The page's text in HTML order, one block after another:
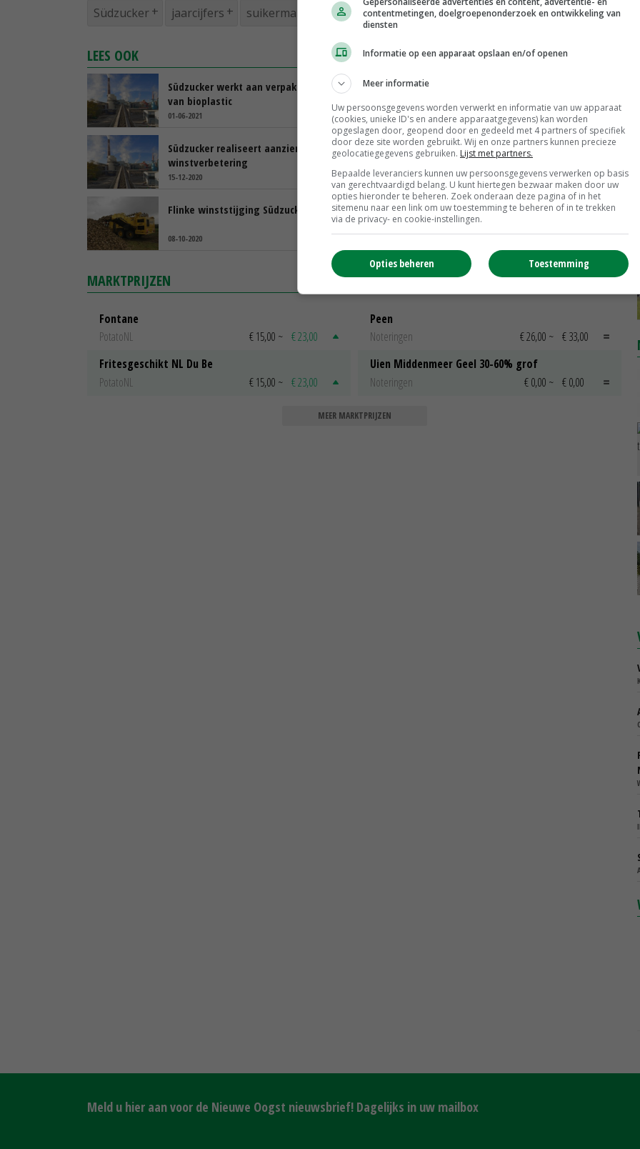
Südzucker jaarcijfers suikermarkt
LEES OOK
Südzucker werkt aan verpakkingen
van bioplastic
01-06-2021
Südzucker
24-03-2021
Südzucker realiseert aanzienlijke
winstverbetering
15-12-2020
Belang in ED&F Man kost Südzucker
miljoenen euro's
12-11-2020
Flinke winststijging Südzucker
08-10-2020
Südzucker verbetert resultaat
boekjaar 2019/2020
MARKTPRIJZEN
Fontane
PotatoNL
€ 15,00 ~ € 23,00
Fritesgeschikt NL Du Be
PotatoNL
€ 15,00 ~ € 23,00
Peen
Noteringen
€ 26,00 ~ € 33,00
Uien Middenmeer Geel 30-60% grof
Noteringen
€ 0,00 ~ € 0,00
MEER MARKTPRIJZEN
Meld u hier aan voor de Nieuwe Oogst nieuwsbrief! Dagelijks in uw mailbox
contentmetingen, doelgroepenonderzoek en ontwikkeling van
diensten
Informatie op een apparaat opslaan en/of openen
Meer informatie
Uw persoonsgegevens worden verwerkt en informatie van uw apparaat
(cookies, unieke ID's en andere apparaatgegevens) kan worden
opgeslagen door, geopend door en gedeeld met 4 partners of specifiek
door deze site worden gebruikt. Wij en onze partners kunnen precieze
geolocatiegegevens gebruiken. Lijst met partners.
Bepaalde leveranciers kunnen uw persoonsgegevens verwerken op basis
van gerechtvaardigd belang. U kunt hiertegen bezwaar maken door uw
opties hieronder te beheren. Zoek onderaan deze pagina of in het
sitemenu naar een link om uw toestemming te beheren of in te trekken
via de privacy- en cookie-instellingen.
Toestemming
Opties beheren